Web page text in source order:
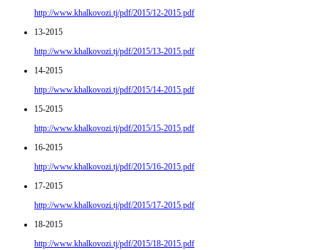
http://www.khalkovozi.tj/pdf/2015/12-2015.pdf
13-2015
http://www.khalkovozi.tj/pdf/2015/13-2015.pdf
14-2015
http://www.khalkovozi.tj/pdf/2015/14-2015.pdf
15-2015
http://www.khalkovozi.tj/pdf/2015/15-2015.pdf
16-2015
http://www.khalkovozi.tj/pdf/2015/16-2015.pdf
17-2015
http://www.khalkovozi.tj/pdf/2015/17-2015.pdf
18-2015
http://www.khalkovozi.tj/pdf/2015/18-2015.pdf